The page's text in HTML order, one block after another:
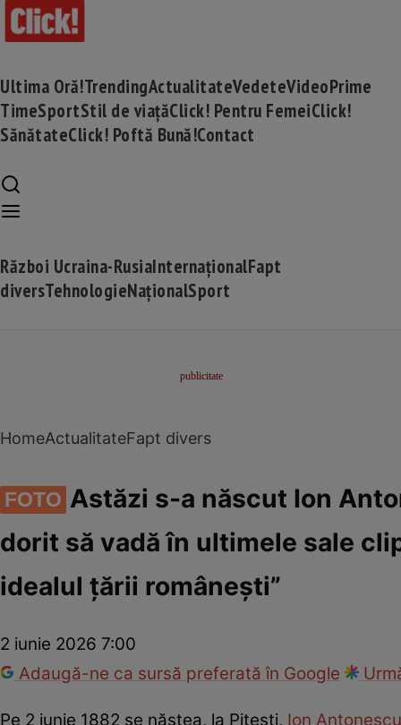
Ultima Oră!TrendingActualitateVedeteVideoPrime
TimeSportStil de viațăClick! Pentru FemeiClick!
SănătateClick! Poftă Bună!Contact
Război Ucraina-RusiaInternaționalFapt
diversTehnologieNaționalSport
HomeActualitateFapt divers
FOTO Astăzi s-a născut Ion
dorit să vadă în ultimele sale
idealul ţării româneşti”
2 iunie 2026 7:00
Adaugă-ne ca sursă preferată în Google
Pe 2 iunie 1882 se năștea, la Pitești, Ion Antonescu